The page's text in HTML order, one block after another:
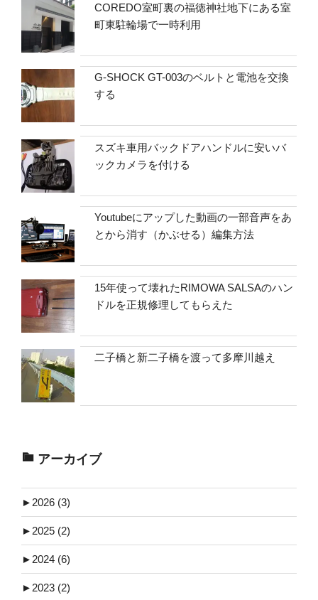
COREDO室町裏の福徳神社地下にある室
町東駐輪場で一時利用
G-SHOCK GT-003のベルトと電池を交換
する
スズキ車用バックドアハンドルに安いバ
ックカメラを付ける
Youtubeにアップした動画の一部音声をあ
とから消す（かぶせる）編集方法
15年使って壊れたRIMOWA SALSAのハン
ドルを正規修理してもらえた
二子橋と新二子橋を渡って多摩川越え
アーカイブ
► 2026 (3)
► 2025 (2)
► 2024 (6)
► 2023 (2)